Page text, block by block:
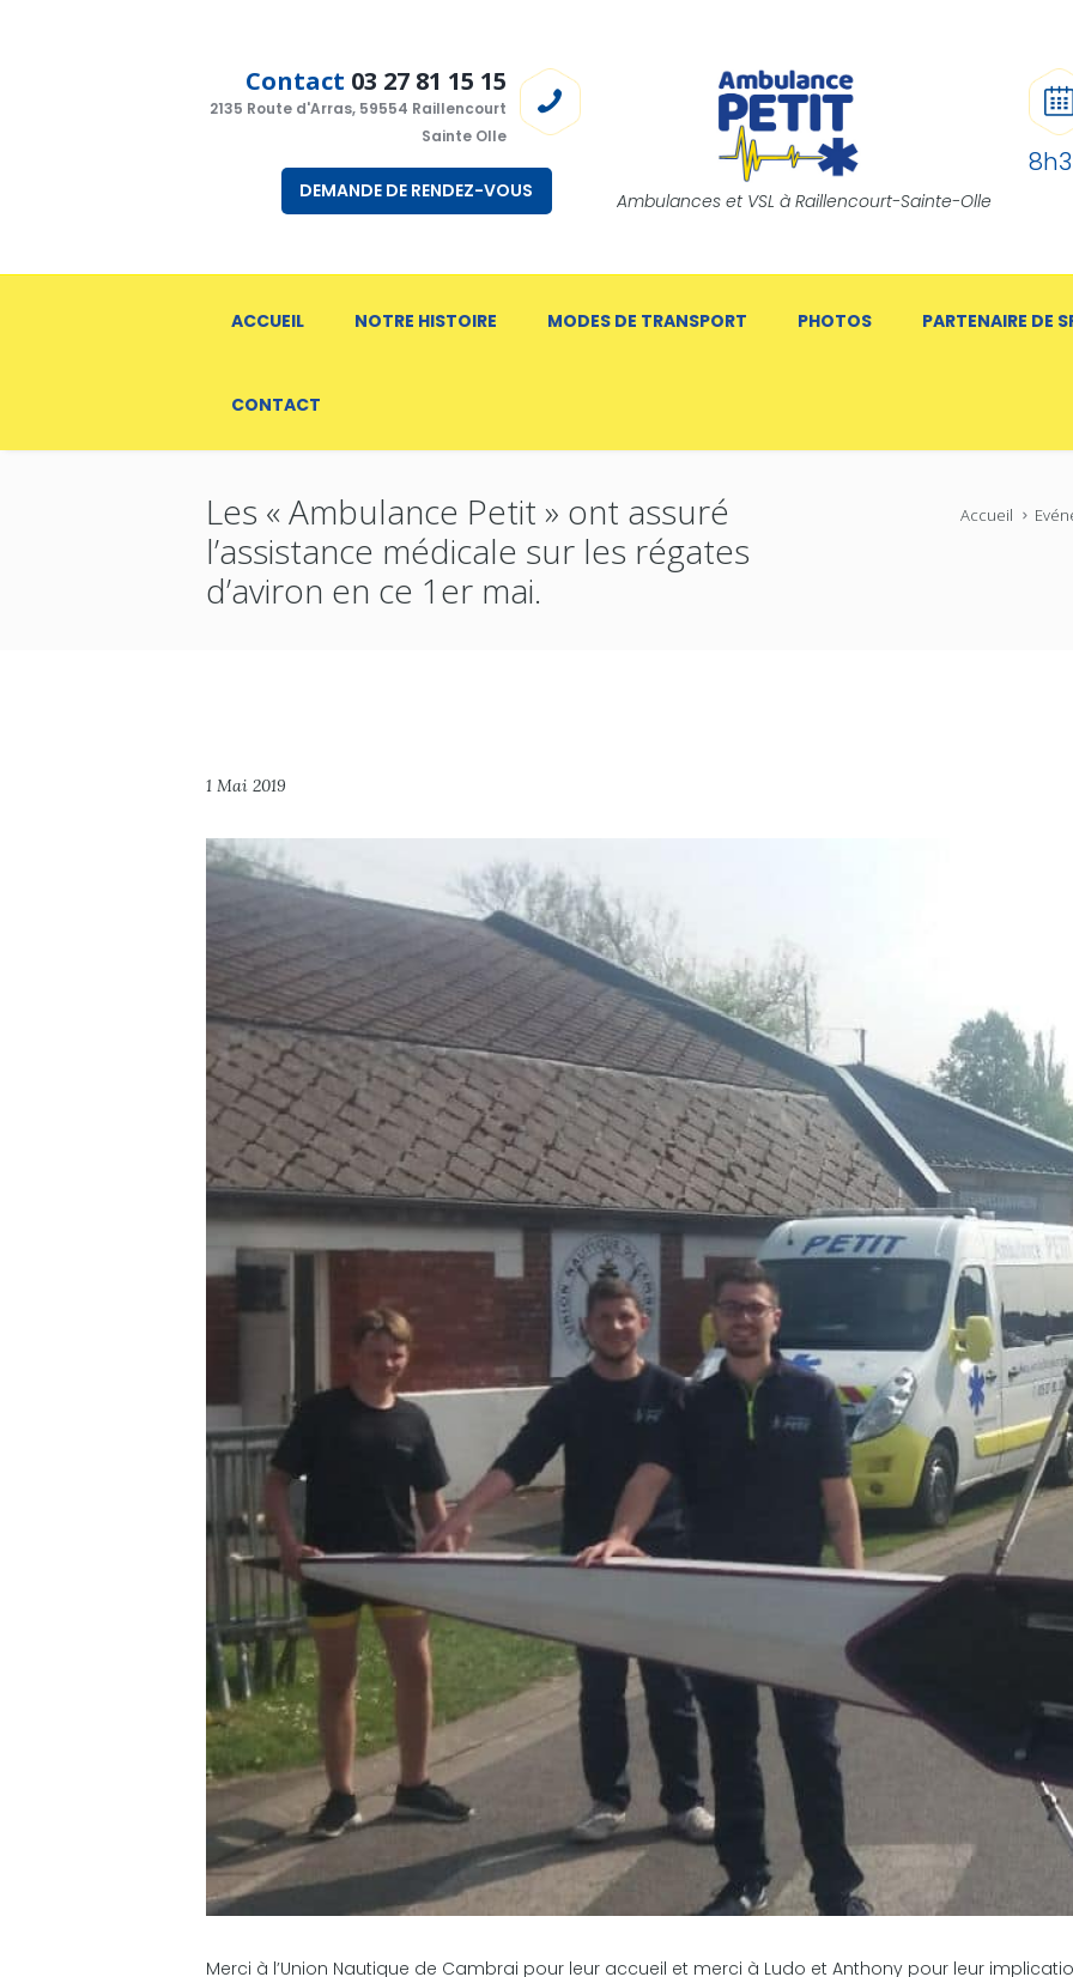
Contact 03 27 81 15 15
2135 Route d'Arras, 59554 Raillencourt
Sainte Olle
DEMANDE DE RENDEZ-VOUS Ambulances et VSL à Raillencourt-Sainte-Olle
ACCUEIL NOTRE HISTOIRE MODES DE TRANSPORT PHOTOS PARTENAIRE DE
CONTACT
Les « Ambulance Petit » ont assuré
l’assistance médicale sur les régates
d’aviron en ce 1er mai.
Accueil
1 Mai 2019
Merci à l’Union Nautique de Cambrai pour leur accueil et merci à Ludo et Anthony pour leur
Lieu de prise en charge :
Domicile
Hôpitaux
Liste des hôpitaux pour la prise en charge :
Sélectionner votre hôpital :